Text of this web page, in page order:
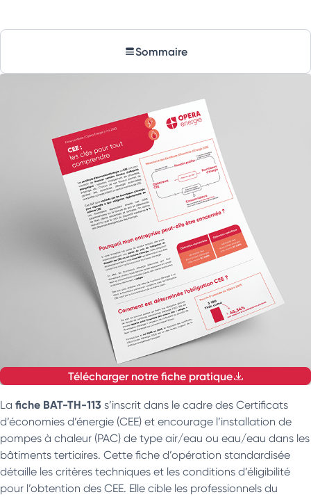
Sommaire
Télécharger notre fiche pratique
La fiche BAT-TH-113 s’inscrit dans le cadre des Certificats
d’économies d’énergie (CEE) et encourage l’installation de
pompes à chaleur (PAC) de type air/eau ou eau/eau dans les
bâtiments tertiaires. Cette fiche d’opération standardisée
détaille les critères techniques et les conditions d’éligibilité
pour l’obtention des CEE. Elle cible les professionnels du